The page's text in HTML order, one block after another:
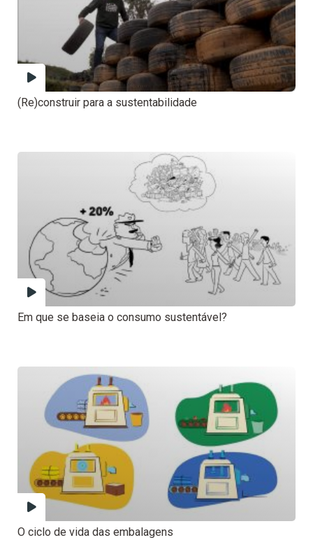
(Re)construir para a sustentabilidade
Em que se baseia o consumo sustentável?
O ciclo de vida das embalagens